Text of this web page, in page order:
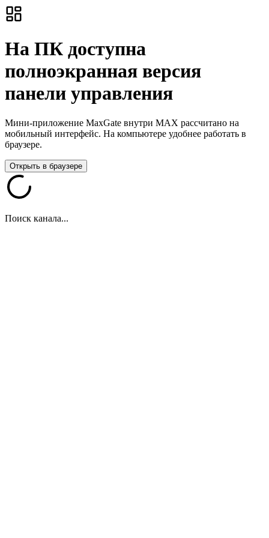
На ПК доступна
полноэкранная версия
панели управления
Мини-приложение MaxGate внутри MAX рассчитано на
мобильный интерфейс. На компьютере удобнее работать в
браузере.
Открыть в браузере
Поиск канала...